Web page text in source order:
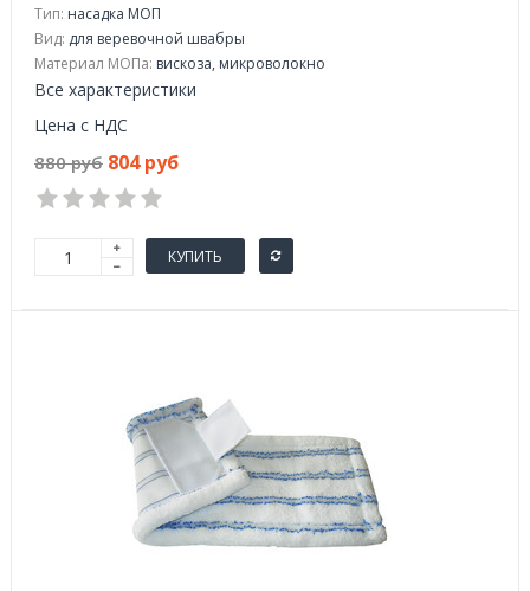
Тип: насадка МОП
Вид: для веревочной швабры
Материал МОПа: вискоза, микроволокно
Все характеристики
Цена с НДС
880 руб 804 руб
КУПИТЬ